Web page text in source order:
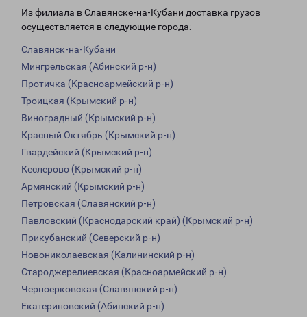
Из филиала в Славянске-на-Кубани доставка грузов
осуществляется в следующие города:
Славянск-на-Кубани
Мингрельская (Абинский р-н)
Протичка (Красноармейский р-н)
Троицкая (Крымский р-н)
Виноградный (Крымский р-н)
Красный Октябрь (Крымский р-н)
Гвардейский (Крымский р-н)
Кеслерово (Крымский р-н)
Армянский (Крымский р-н)
Петровская (Славянский р-н)
Павловский (Краснодарский край) (Крымский р-н)
Прикубанский (Северский р-н)
Новониколаевская (Калининский р-н)
Староджерелиевская (Красноармейский р-н)
Черноерковская (Славянский р-н)
Екатериновский (Абинский р-н)